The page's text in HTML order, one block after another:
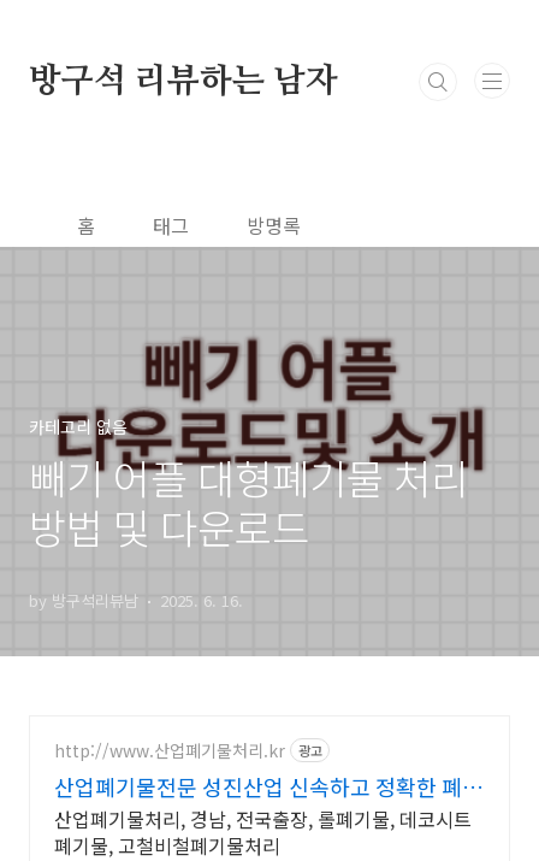
방구석 리뷰하는 남자
홈 태그 방명록
카테고리 없음
빼기 어플 대형폐기물 처리
방법 및 다운로드
by 방구석리뷰남 2025. 6. 16.
http://www.산업폐기물처리.kr 광고
산업폐기물전문 성진산업 신속하고 정확한 폐기
물처리
산업폐기물처리, 경남, 전국출장, 롤폐기물, 데코시트
폐기물, 고철비철폐기물처리